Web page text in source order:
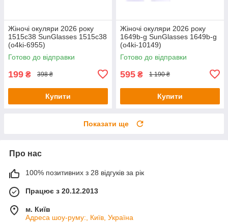
Жіночі окуляри 2026 року
1515c38 SunGlasses 1515c38
(o4ki-6955)
Готово до відправки
199 ₴ 398 ₴
Купити
Жіночі окуляри 2026 року
1649b-g SunGlasses 1649b-g
(o4ki-10149)
Готово до відправки
595 ₴ 1 190 ₴
Купити
Показати ще
Про нас
100% позитивних з 28 відгуків за рік
Працює з 20.12.2013
м. Київ
Адреса шоу-руму:, Київ, Україна